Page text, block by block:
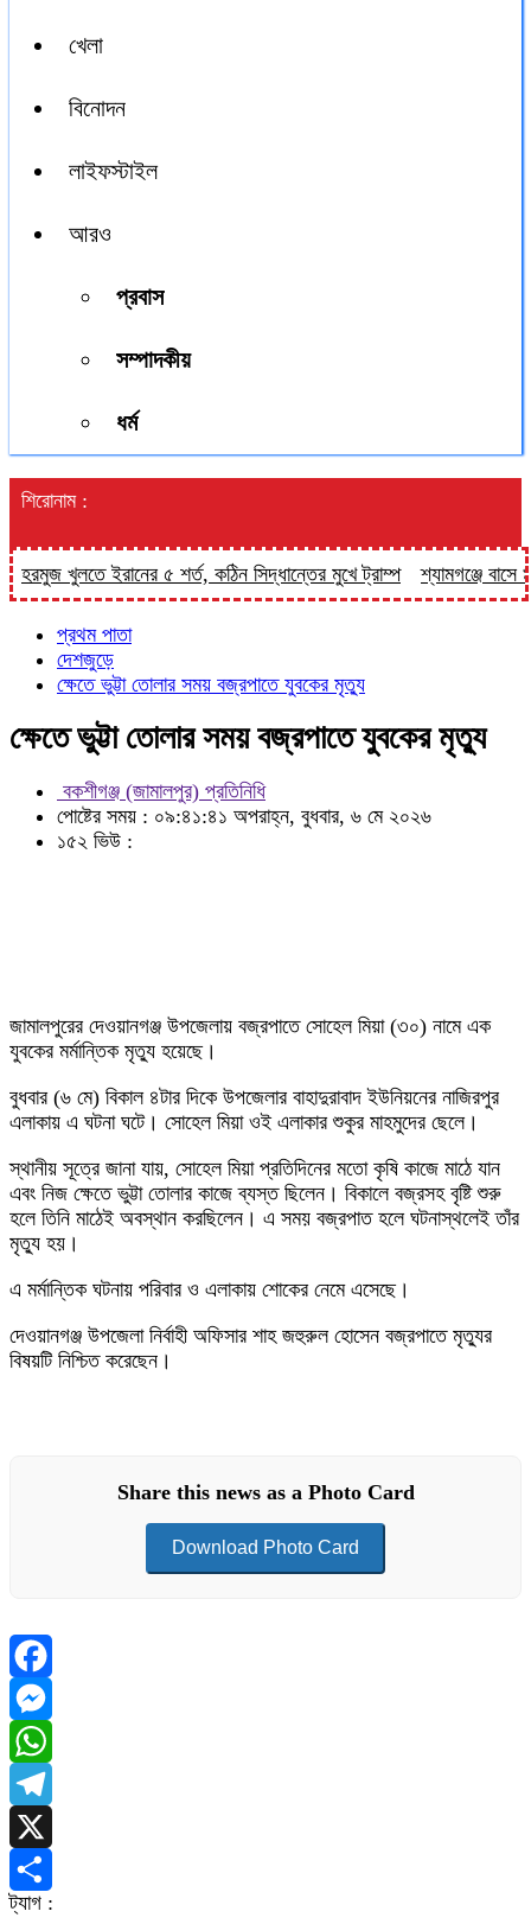
খেলা
বিনোদন
লাইফস্টাইল
আরও
প্রবাস
সম্পাদকীয়
ধর্ম
শিরোনাম :
ইরানের ৫ শর্ত, কঠিন সিদ্ধান্তের মুখে ট্রাম্প শ্যামগঞ্জে বাসে ৯০০ পিস
প্রথম পাতা
দেশজুড়ে
ক্ষেতে ভুট্টা তোলার সময় বজ্রপাতে যুবকের মৃত্যু
ক্ষেতে ভুট্টা তোলার সময় বজ্রপাতে যুবকের মৃত্যু
বকশীগঞ্জ (জামালপুর) প্রতিনিধি
পোষ্টের সময় : ০৯:৪১:৪১ অপরাহ্ন, বুধবার, ৬ মে ২০২৬
১৫২ ভিউ :
জামালপুরের দেওয়ানগঞ্জ উপজেলায় বজ্রপাতে সোহেল মিয়া (৩০) নামে এক
যুবকের মর্মান্তিক মৃত্যু হয়েছে।
বুধবার (৬ মে) বিকাল ৪টার দিকে উপজেলার বাহাদুরাবাদ ইউনিয়নের নাজিরপুর
এলাকায় এ ঘটনা ঘটে। সোহেল মিয়া ওই এলাকার শুকুর মাহমুদের ছেলে।
স্থানীয় সূত্রে জানা যায়, সোহেল মিয়া প্রতিদিনের মতো কৃষি কাজে মাঠে যান
এবং নিজ ক্ষেতে ভুট্টা তোলার কাজে ব্যস্ত ছিলেন। বিকালে বজ্রসহ বৃষ্টি শুরু
হলে তিনি মাঠেই অবস্থান করছিলেন। এ সময় বজ্রপাত হলে ঘটনাস্থলেই তাঁর
মৃত্যু হয়।
এ মর্মান্তিক ঘটনায় পরিবার ও এলাকায় শোকের নেমে এসেছে।
দেওয়ানগঞ্জ উপজেলা নির্বাহী অফিসার শাহ জহুরুল হোসেন বজ্রপাতে মৃত্যুর
বিষয়টি নিশ্চিত করেছেন।
Share this news as a Photo Card
Download Photo Card
Facebook
Messenger
WhatsApp
Telegram
X
Share
ট্যাগ :